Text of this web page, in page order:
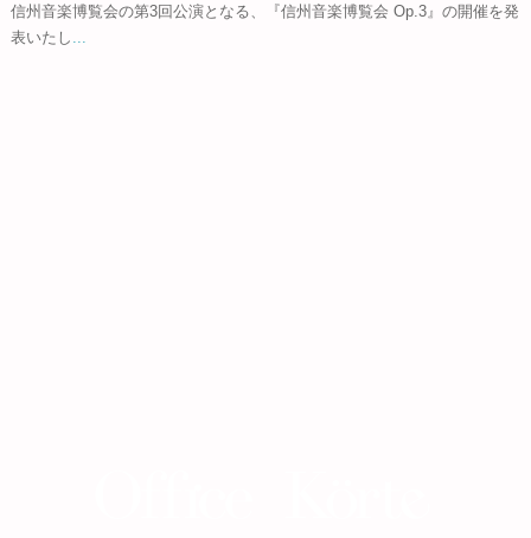
信州音楽博覧会の第3回公演となる、『信州音楽博覧会 Op.3』の開催を発
表いたし